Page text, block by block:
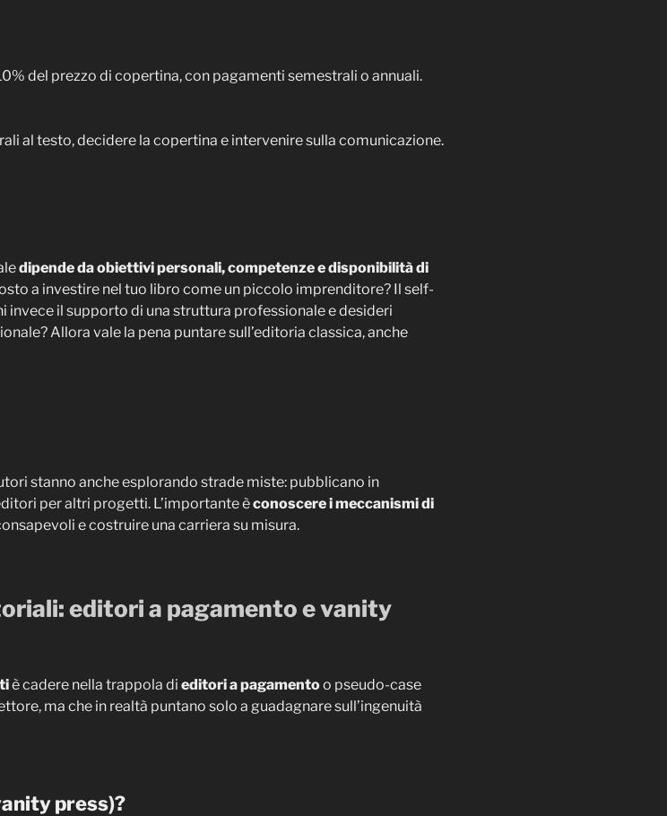
del prezzo di copertina, con pagamenti semestrali o annuali.
al testo, decidere la copertina e intervenire sulla comunicazione.
dipende da obiettivi personali, competenze e disponibilità di
a investire nel tuo libro come un piccolo imprenditore? Il self-
il supporto di una struttura professionale e desideri
Allora vale la pena puntare sull’editoria classica, anche
stanno anche esplorando strade miste: pubblicano in
per altri progetti. L’importante èconoscere i meccanismi di
e costruire una carriera su misura.
editori a pagamento e vanity
è cadere nella trappola di editori a pagamentoo pseudo-case
ma che in realtà puntano solo a guadagnare sull’ingenuità
press)?